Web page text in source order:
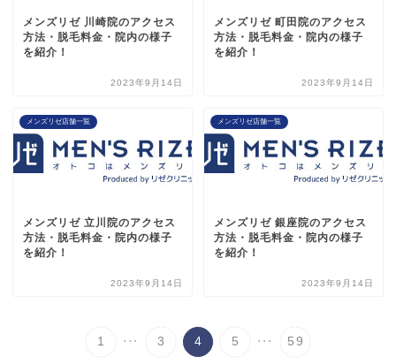
メンズリゼ 川崎院のアクセス
方法・脱毛料金・院内の様子
を紹介！
2023年9月14日
メンズリゼ 町田院のアクセス
方法・脱毛料金・院内の様子
を紹介！
2023年9月14日
メンズリゼ店舗一覧
メンズリゼ 立川院のアクセス
方法・脱毛料金・院内の様子
を紹介！
2023年9月14日
メンズリゼ店舗一覧
メンズリゼ 銀座院のアクセス
方法・脱毛料金・院内の様子
を紹介！
2023年9月14日
1 ... 3 4 5 ... 59